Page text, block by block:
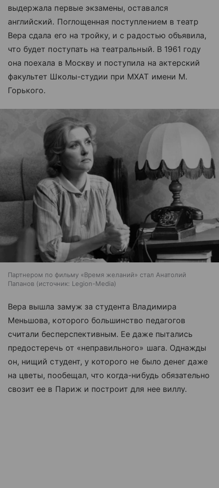
выдержала первые экзамены, оставался
английский. Поглощенная поступлением в театр
Вера сдала его на тройку, и с радостью объявила,
что будет поступать на театральный. В 1961 году
она поехала в Москву и поступила на актерский
факультет Школы-студии при МХАТ имени М.
Горького.
Партнером по фильму «Время желаний» стал Анатолий
Папанов
источник: Legion-Media
Вера вышла замуж за студента Владимира
Меньшова, которого большинство педагогов
считали бесперспективным. Ее даже пытались
предостеречь от «неправильного» шага. Однажды
он, нищий студент, у которого не было денег даже
на цветы, пообещал, что когда-нибудь обязательно
свозит ее в Париж и построит для нее виллу.